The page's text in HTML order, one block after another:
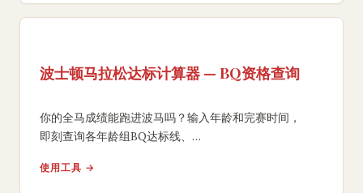
波士顿马拉松达标计算器 — BQ资格查询
你的全马成绩能跑进波马吗？输入年龄和完赛时间，
即刻查询各年龄组BQ达标线、
使用工具 →